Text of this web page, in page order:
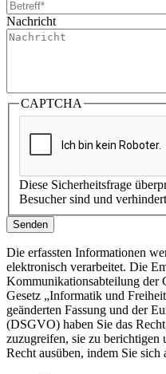
Nachricht
CAPTCHA
Diese Sicherheitsfrage
Besucher sind und
Die erfassten Informationen
elektronisch verarbeitet. Die
Kommunikationsabteilung der
Gesetz „Informatik und
geänderten Fassung und der
(DSGVO) haben Sie das
zuzugreifen, sie zu berichtigen
Recht ausüben, indem Sie